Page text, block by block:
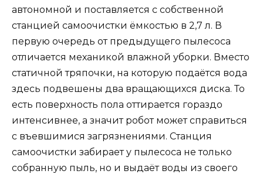
автономной и поставляется с собственной
станцией самоочистки ёмкостью в 2,7 л. В
первую очередь от предыдущего пылесоса
отличается механикой влажной уборки. Вместо
статичной тряпочки, на которую подаётся вода
здесь подвешены два вращающихся диска. То
есть поверхность пола оттирается гораздо
интенсивнее, а значит робот может справиться
с въевшимися загрязнениями. Станция
самоочистки забирает у пылесоса не только
собранную пыль, но и выдаёт воды из своего